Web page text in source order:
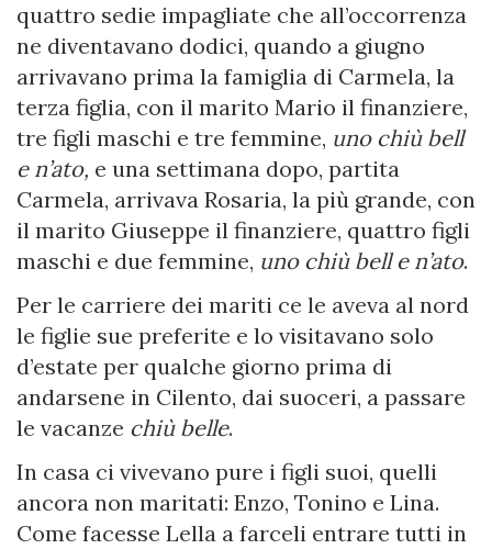
quattro sedie impagliate che all’occorrenza
ne diventavano dodici, quando a giugno
arrivavano prima la famiglia di Carmela, la
terza figlia, con il marito Mario il finanziere,
tre figli maschi e tre femmine, uno chiù bell
e n’ato, e una settimana dopo, partita
Carmela, arrivava Rosaria, la più grande, con
il marito Giuseppe il finanziere, quattro figli
maschi e due femmine, uno chiù bell e n’ato.
Per le carriere dei mariti ce le aveva al nord
le figlie sue preferite e lo visitavano solo
d’estate per qualche giorno prima di
andarsene in Cilento, dai suoceri, a passare
le vacanze chiù belle.
In casa ci vivevano pure i figli suoi, quelli
ancora non maritati: Enzo, Tonino e Lina.
Come facesse Lella a farceli entrare tutti in